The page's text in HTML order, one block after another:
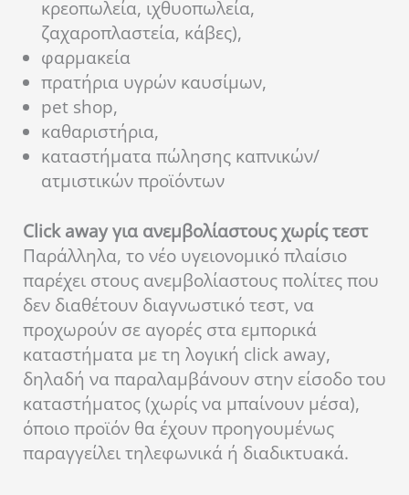
κρεοπωλεία, ιχθυοπωλεία,
ζαχαροπλαστεία, κάβες),
φαρμακεία
πρατήρια υγρών καυσίμων,
pet shop,
καθαριστήρια,
καταστήματα πώλησης καπνικών/
ατμιστικών προϊόντων
Click away για ανεμβολίαστους χωρίς τεστ
Παράλληλα, το νέο υγειονομικό πλαίσιο
παρέχει στους ανεμβολίαστους πολίτες που
δεν διαθέτουν διαγνωστικό τεστ, να
προχωρούν σε αγορές στα εμπορικά
καταστήματα με τη λογική click away,
δηλαδή να παραλαμβάνουν στην είσοδο του
καταστήματος (χωρίς να μπαίνουν μέσα),
όποιο προϊόν θα έχουν προηγουμένως
παραγγείλει τηλεφωνικά ή διαδικτυακά.